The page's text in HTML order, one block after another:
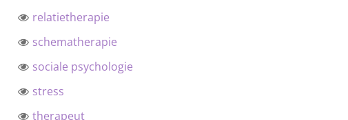
relatietherapie
schematherapie
sociale psychologie
stress
therapeut